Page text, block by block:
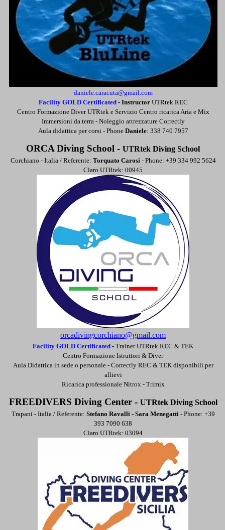
daniele.caracuta@gmail.com
Facility GOLD Certificated - InstructorUTRtek REC
Centro Formazione Diver UTRtek e Servizio Centro ricarica Aria e Mix
Immersioni da terra - Noleggio attrezzature Correctly
Aula didattica per corsi - Phone Daniele: 338 740 7957
ORCA Diving School -UTRtek Diving School
Corchiano - Italia / Referente: Torquato Carosi - Phone: +39 334 992 5624
Claro UTRtek: 00945
orcadivingcorchiano@gmail.com
Facility GOLD Certificated - Trainer UTRtek REC & TEK
Centro Formazione Istruttori & Diver
Aula Didattica in sede o personale -Correctly REC & TEK disponibili per
allievi
Ricarica professionale Nitrox - Trimix
FREEDIVERS Diving Center - UTRtek Diving School
Trapani - Italia / Referente: Stefano Ravalli - Sara Menegatti - Phone: +39
393 7090 638
Claro UTRtek: 03094